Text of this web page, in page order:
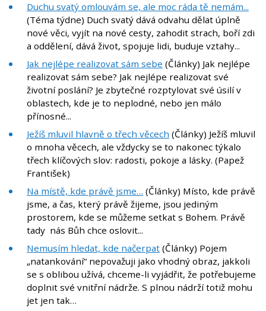
Duchu svatý omlouvám se, ale moc ráda tě nemám...
(Téma týdne) Duch svatý dává odvahu dělat úplně
nové věci, vyjít na nové cesty, zahodit strach, boří zdi
a oddělení, dává život, spojuje lidi, buduje vztahy...
Jak nejlépe realizovat sám sebe (Články) Jak nejlépe
realizovat sám sebe? Jak nejlépe realizovat své
životní poslání? Je zbytečné rozptylovat své úsilí v
oblastech, kde je to neplodné, nebo jen málo
přínosné...
Ježíš mluvil hlavně o třech věcech (Články) Ježíš mluvil
o mnoha věcech, ale vždycky se to nakonec týkalo
třech klíčových slov: radosti, pokoje a lásky. (Papež
František)
Na místě, kde právě jsme… (Články) Místo, kde právě
jsme, a čas, který právě žijeme, jsou jediným
prostorem, kde se můžeme setkat s Bohem. Právě
tady nás Bůh chce oslovit...
Nemusím hledat, kde načerpat (Články) Pojem
„natankování“ nepovažuji jako vhodný obraz, jakkoli
se s oblibou užívá, chceme-li vyjádřit, že potřebujeme
doplnit své vnitřní nádrže. S plnou nádrží totiž mohu
jet jen tak…